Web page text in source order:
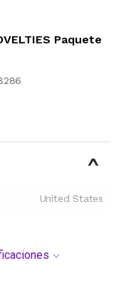
Paquete
United States